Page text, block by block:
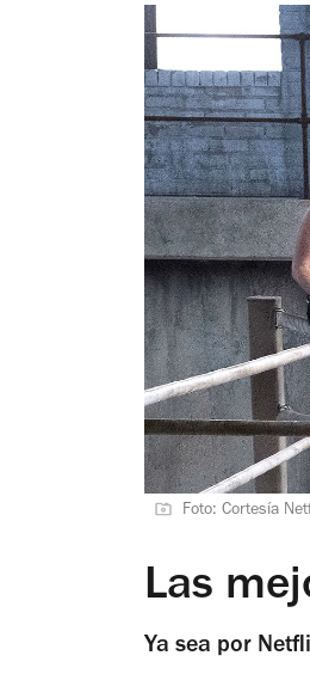
Foto: Cortesía
Las
Ya sea por